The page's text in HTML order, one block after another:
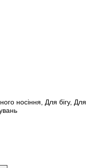
носіння, Для бігу, Для